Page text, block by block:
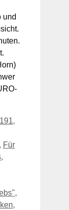
und
,
, Für
,
,
,